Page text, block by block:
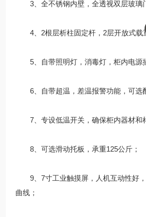
3、全不锈钢内壁，全透视双层玻璃
4、2根层析柱固定杆，2层开放式载
5、自带照明灯，消毒灯，柜内电源
6、自带超温，差温报警功能，可选
7、专设低温开关，确保柜内器材和
8、可选滑动托板，承重125公斤；
9、7寸工业触摸屏，人机互动性好，
曲线；